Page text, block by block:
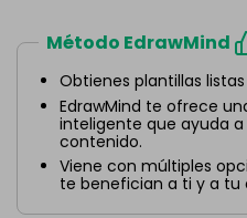
Método EdrawMind
Obtienes plantillas
EdrawMind te ofrece
inteligente que ayuda
contenido.
Viene con múltiples
te benefician a ti y a tu